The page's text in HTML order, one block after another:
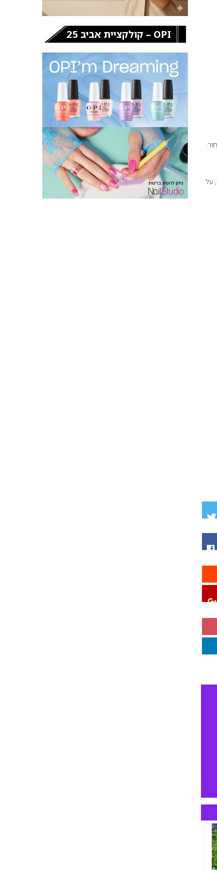
על
OPI – קולקציית אביב 25